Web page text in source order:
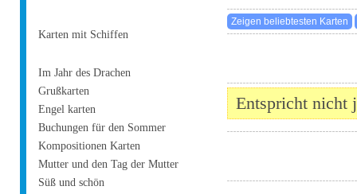
Karten mit Schiffen
Im Jahr des Drachen
Grußkarten
Engel karten
Buchungen für den Sommer
Kompositionen Karten
Mutter und den Tag der Mutter
Süß und schön
Entspricht nicht